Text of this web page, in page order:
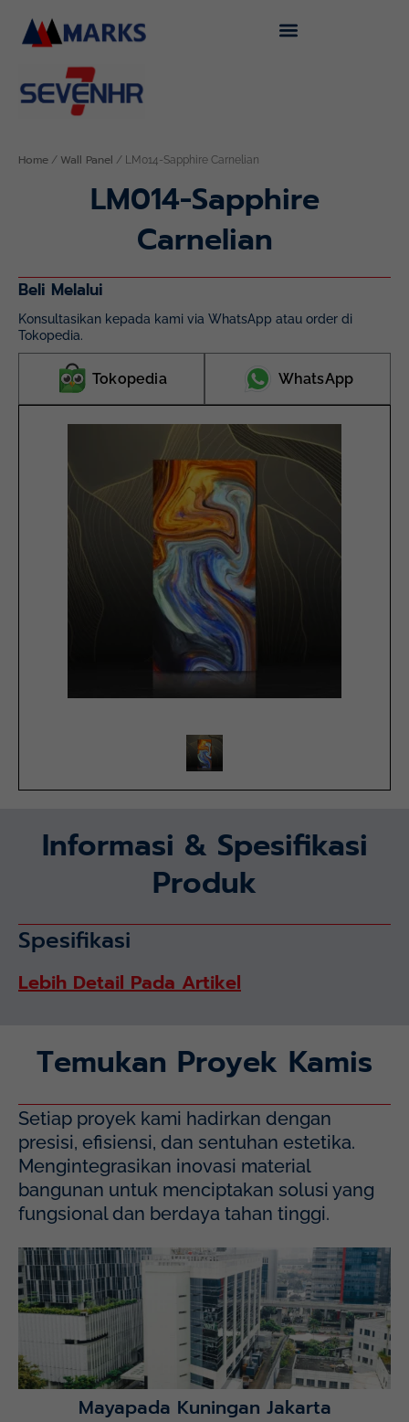
content
Home / Wall Panel / LM014-Sapphire Carnelian
LM014-Sapphire
Carnelian
Beli Melalui
Konsultasikan kepada kami via WhatsApp atau order di
Tokopedia.
Tokopedia WhatsApp
Informasi & Spesifikasi
Produk
Spesifikasi
Lebih Detail Pada Artikel
Temukan Proyek Kamis
Setiap proyek kami hadirkan dengan
presisi, efisiensi, dan sentuhan estetika.
Mengintegrasikan inovasi material
bangunan untuk menciptakan solusi yang
fungsional dan berdaya tahan tinggi.
Mayapada Hospital Kuningan (MHKN), Kuningan, Jakarta
Selatan.
Lihat Detail Proyek
Mayapada Kuningan Jakarta